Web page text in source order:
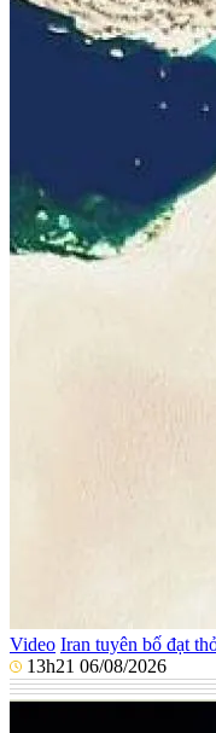
Video Iran tuyên bố đạt
13h21 06/08/2026